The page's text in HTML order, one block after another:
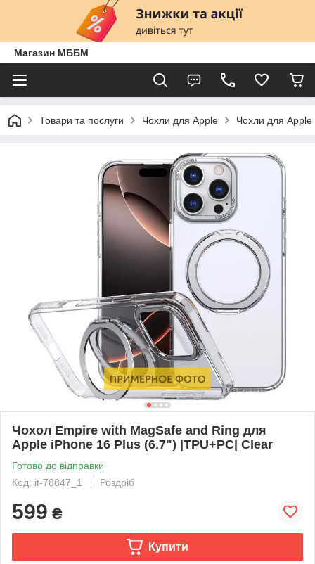
Магазин МББМ
Товари та послуги Чохли для Apple Чохли для Apple
Чохол Empire with MagSafe and Ring для
Apple iPhone 16 Plus (6.7") |TPU+PC| Clear
Готово до відправки
Код: it-78847_1
Роздріб
599 ₴
Купити